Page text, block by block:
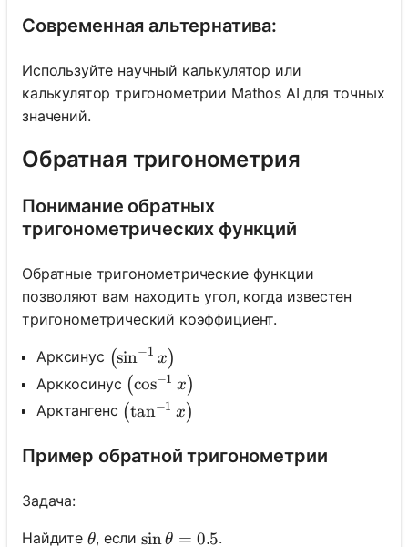
Современная альтернатива:
Используйте научный калькулятор или
калькулятор тригонометрии Mathos AI для точных
значений.
Обратная тригонометрия
Понимание обратных
тригонометрических функций
Обратные тригонометрические функции
позволяют вам находить угол, когда известен
тригонометрический коэффициент.
Арксинус \left(\sin^{-1} x\right)
(sin−1 x)
Арккосинус \left(\cos^{-1} x\right)
(cos−1 x)
Арктангенс \left(\tan^{-1} x\right)
(tan−1 x)
Пример обратной тригонометрии
Задача:
Найдите \theta
θ, если \sin \theta=0.5
sinθ = 0.5.